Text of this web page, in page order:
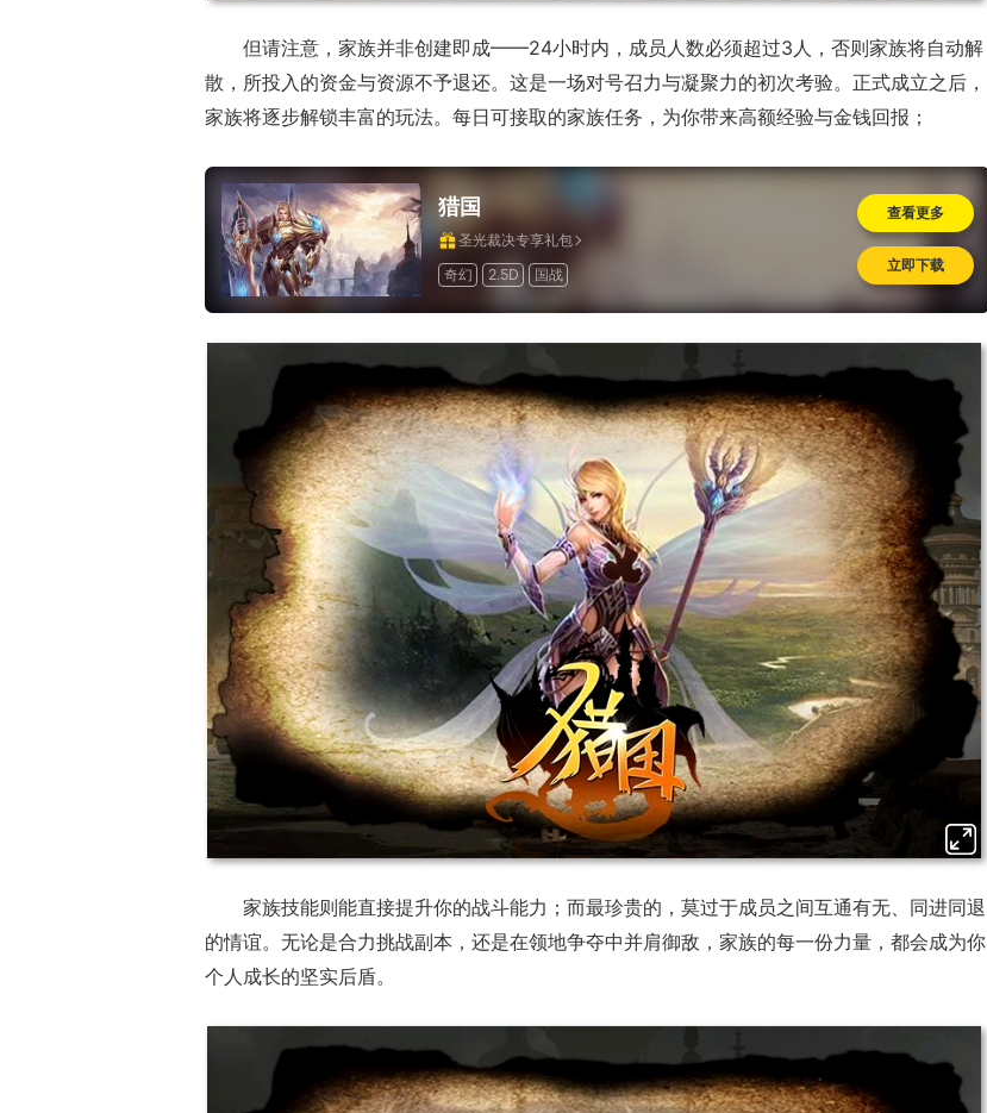
但请注意，家族并非创建即成——24小时内，成员人数必须超过3人，否则家族将自动解
散，所投入的资金与资源不予退还。这是一场对号召力与凝聚力的初次考验。正式成立之后，
家族将逐步解锁丰富的玩法。每日可接取的家族任务，为你带来高额经验与金钱回报；
猎国
圣光裁决专享礼包
奇幻
2.5D 国战
查看更多
立即下载
家族技能则能直接提升你的战斗能力；而最珍贵的，莫过于成员之间互通有无、同进同退
的情谊。无论是合力挑战副本，还是在领地争夺中并肩御敌，家族的每一份力量，都会成为你
个人成长的坚实后盾。